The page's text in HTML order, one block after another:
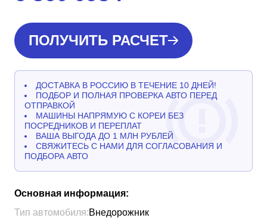
ПОЛУЧИТЬ РАСЧЕТ
ДОСТАВКА В РОССИЮ В ТЕЧЕНИЕ 10 ДНЕЙ!
ПОДБОР И ПОЛНАЯ ПРОВЕРКА АВТО ПЕРЕД
ОТПРАВКОЙ
МАШИНЫ НАПРЯМУЮ С КОРЕИ БЕЗ
ПОСРЕДНИКОВ И ПЕРЕПЛАТ
ВАША ВЫГОДА ДО 1 МЛН РУБЛЕЙ
СВЯЖИТЕСЬ С НАМИ ДЛЯ СОГЛАСОВАНИЯ И
ПОДБОРА АВТО
Основная информация:
Тип автомобиля:Внедорожник